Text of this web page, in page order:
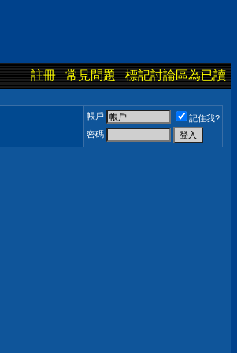
註冊 常見問題 標記討論區為已讀
帳戶
記住我?
密碼